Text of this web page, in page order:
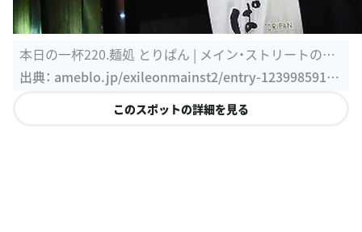
本日の一杯220.麺処 とりぱん | メイン・ストリートのな
らず者season2
出典：ameblo.jp/exileonmainst2/entry-1239985913
7.html
このスポットの詳細を見る